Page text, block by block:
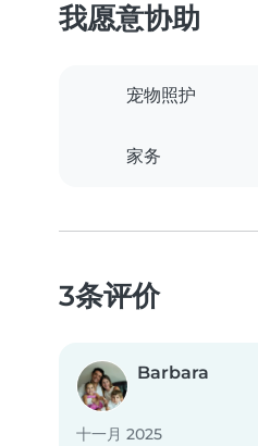
我愿意协助
宠物照护
家务
3条评价
Barbara
十一月 2025